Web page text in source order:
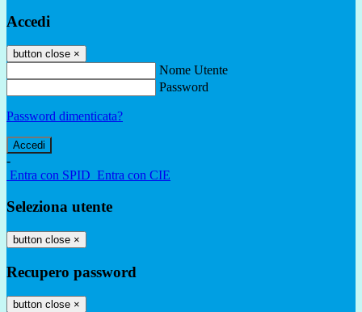
Accedi
button close ×
Nome Utente
Password
Password dimenticata?
-
Entra con SPID Entra con CIE
Seleziona utente
button close ×
Recupero password
button close ×